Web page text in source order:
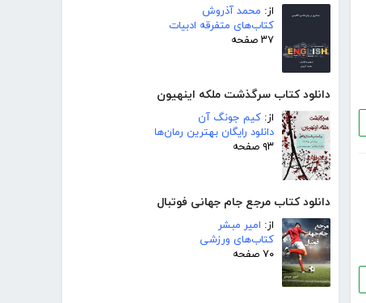
از: محمد آذروش
کتاب‌های متفرقه ادبیات
۳۷ صفحه
دانلود کتاب سرگذشت ملکه اینهیون
از: کیم جونگ آن
دانلود رایگان بهترین رمان‌ها
۹۳ صفحه
دانلود کتاب مرجع جام جهانی فوتبال
از: امیر مبشر
کتاب‌های ورزشی
۷۰ صفحه